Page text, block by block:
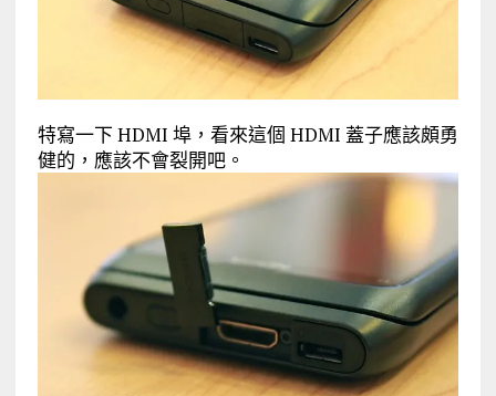
特寫一下 HDMI 埠，看來這個 HDMI 蓋子應該頗勇
健的，應該不會裂開吧。